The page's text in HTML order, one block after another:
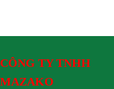
CÔNG TY TNHH
MAZAKO